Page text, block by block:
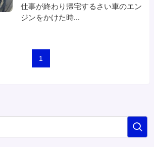
仕事が終わり帰宅するさい車のエン
ジンをかけた時...
1